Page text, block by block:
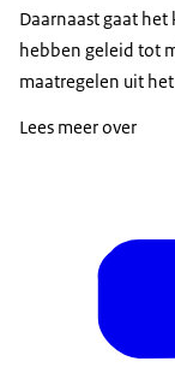
Daarnaast gaat
hebben geleid tot
maatregelen uit
Lees meer over